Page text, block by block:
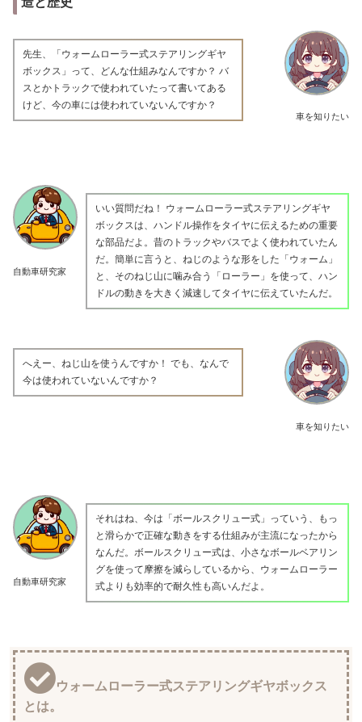
車を知りたい
先生、「ウォームローラー式ステアリングギヤ
ボックス」って、どんな仕組みなんですか？ バ
スとかトラックで使われていたって書いてある
けど、今の車には使われていないんですか？
自動車研究家
いい質問だね！ ウォームローラー式ステアリングギヤ
ボックスは、ハンドル操作をタイヤに伝えるための重要
な部品だよ。昔のトラックやバスでよく使われていたん
だ。簡単に言うと、ねじのような形をした「ウォーム」
と、そのねじ山に噛み合う「ローラー」を使って、ハン
ドルの動きを大きく減速してタイヤに伝えていたんだ。
車を知りたい
へえー、ねじ山を使うんですか！ でも、なんで
今は使われていないんですか？
自動車研究家
それはね、今は「ボールスクリュー式」っていう、もっ
と滑らかで正確な動きをする仕組みが主流になったから
なんだ。ボールスクリュー式は、小さなボールベアリン
グを使って摩擦を減らしているから、ウォームローラー
式よりも効率的で耐久性も高いんだよ。
ウォームローラー式ステアリングギヤボックス
とは。